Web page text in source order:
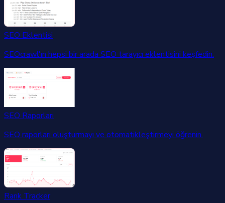
SEO Eklentisi
SEOcrawl'ın hepsi bir arada SEO tarayıcı eklentisini keşfedin.
SEO Raporları
SEO raporları oluşturmayı ve otomatikleştirmeyi öğrenin.
Rank Tracker